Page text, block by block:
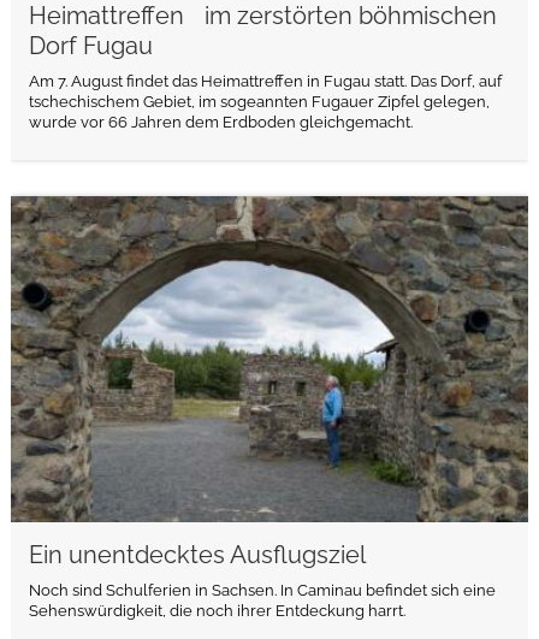
Heimattreffen im zerstörten böhmischen
Dorf Fugau
Am 7. August findet das Heimattreffen in Fugau statt. Das Dorf, auf
tschechischem Gebiet, im sogeannten Fugauer Zipfel gelegen,
wurde vor 66 Jahren dem Erdboden gleichgemacht.
Ein unentdecktes Ausflugsziel
Noch sind Schulferien in Sachsen. In Caminau befindet sich eine
Sehenswürdigkeit, die noch ihrer Entdeckung harrt.
weiterlesen